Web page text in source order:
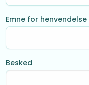
Emne for henvendelse
Besked